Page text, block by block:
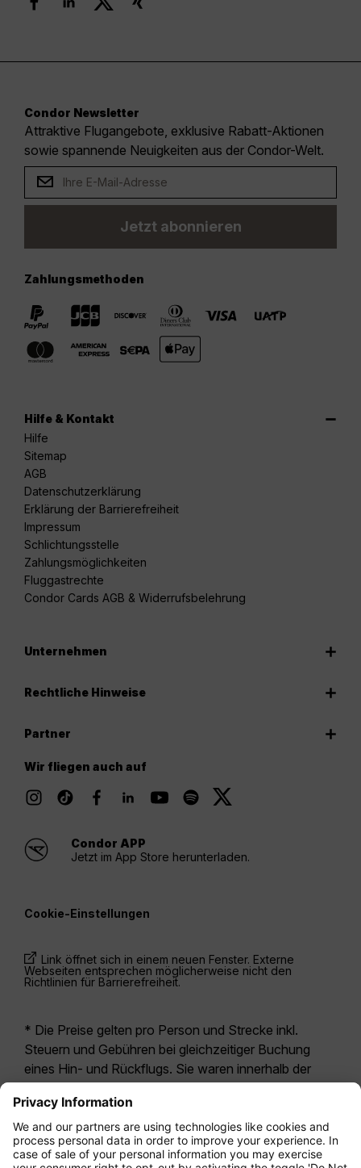
Condor Newsletter
Attraktive Flugangebote, exklusive Rabatt-Aktionen
sowie spannende Neuigkeiten aus der Condor-Welt.
Jetzt abonnieren
Zahlungsmethoden
Hilfe & Kontakt
Hilfe
Sitemap
AGB
Datenschutzerklärung
Erklärung der Barrierefreiheit
Impressum
Schlichtungsstelle
Zahlungsmöglichkeiten
Fluggastrechte
Condor Cards AGB & Widerrufsbelehrung
Unternehmen
Rechtliche Hinweise
Partner
Wir fliegen auch auf
Condor APP
Jetzt im App Store herunterladen.
Cookie-Einstellungen
Link öffnet sich in einem neuen Fenster. Externe
Webseiten entsprechen möglicherweise nicht den
Richtlinien für Barrierefreiheit.
* Die Preise gelten pro Person und Strecke inkl.
Steuern und Gebühren bei gleichzeitiger Buchung
eines Hin- und Rückflugs. Sie waren innerhalb der
letzten 24 Stunden verfügbar und sind
möglicherweise nicht mehr aktuell. Bei den für die
Economy Class angegebenen Tarifen handelt es
sich i.d.R. um Economy Zero, unsere restriktivste